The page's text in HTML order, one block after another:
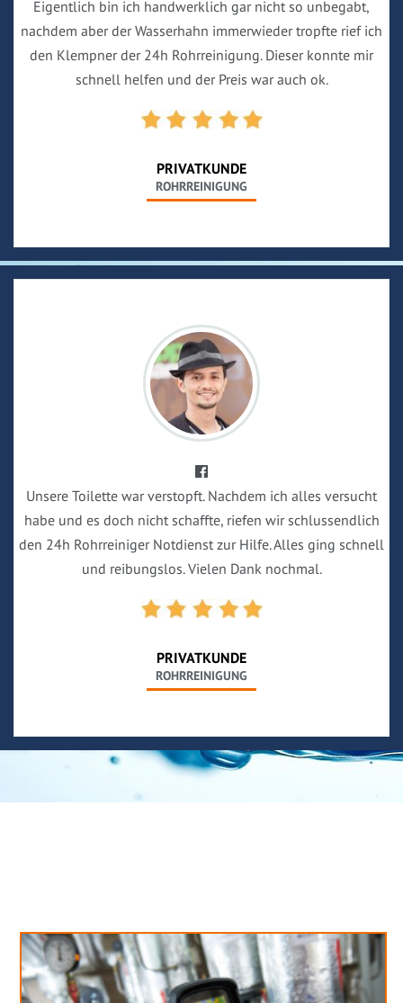
Eigentlich bin ich handwerklich gar nicht so unbegabt,
nachdem aber der Wasserhahn immerwieder tropfte rief ich
den Klempner der 24h Rohrreinigung. Dieser konnte mir
schnell helfen und der Preis war auch ok.
PRIVATKUNDE
ROHRREINIGUNG
Unsere Toilette war verstopft. Nachdem ich alles versucht
habe und es doch nicht schaffte, riefen wir schlussendlich
den 24h Rohrreiniger Notdienst zur Hilfe. Alles ging schnell
und reibungslos. Vielen Dank nochmal.
PRIVATKUNDE
ROHRREINIGUNG